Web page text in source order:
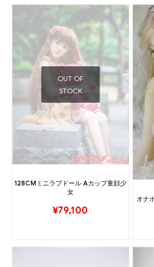
OUT OF
STOCK
128CMミニラブドール Aカップ童顔少
女
¥79,100
オナ